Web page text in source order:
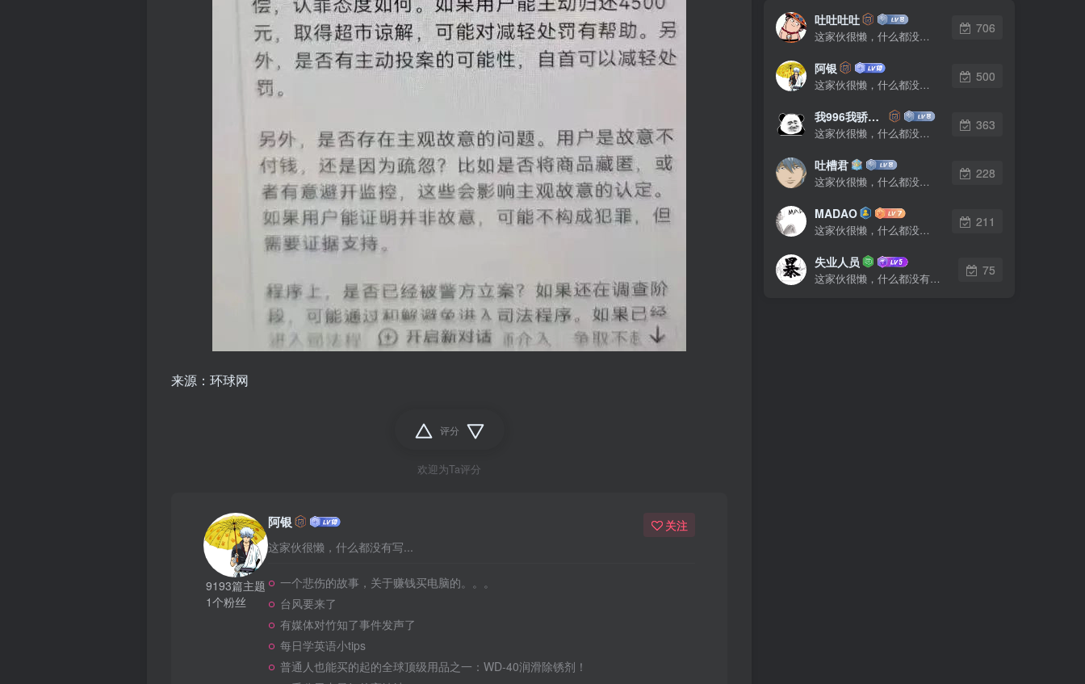
来源：环球网
评分
欢迎为Ta评分
9193篇主题
1个粉丝
阿银
这家伙很懒，什么都没有写...
关注
一个悲伤的故事，关于赚钱买电脑的。。。
台风要来了
有媒体对竹知了事件发声了
每日学英语小tips
普通人也能买的起的全球顶级用品之一：WD-40润滑除锈剂！
吐吐吐吐
这家伙很懒，什么都没有写...
706
阿银
这家伙很懒，什么都没有写...
500
我996我骄傲了么
这家伙很懒，什么都没有写...
363
吐槽君
这家伙很懒，什么都没有写...
228
MADAO
这家伙很懒，什么都没有写...
211
失业人员
这家伙很懒，什么都没有写...
75